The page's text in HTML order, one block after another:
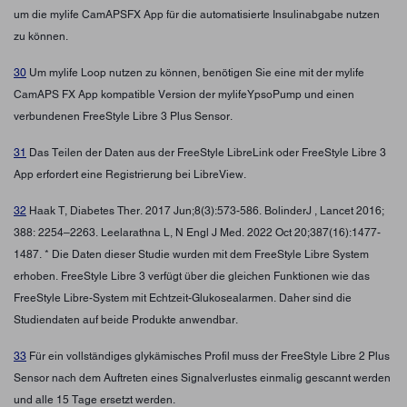
um die mylife CamAPSFX App für die automatisierte Insulinabgabe nutzen
zu können.
30 Um mylife Loop nutzen zu können, benötigen Sie eine mit der mylife
CamAPS FX App kompatible Version der mylifeYpsoPump und einen
verbundenen FreeStyle Libre 3 Plus Sensor.
31 Das Teilen der Daten aus der FreeStyle LibreLink oder FreeStyle Libre 3
App erfordert eine Registrierung bei LibreView.
32 Haak T, Diabetes Ther. 2017 Jun;8(3):573-586. BolinderJ , Lancet 2016;
388: 2254–2263. Leelarathna L, N Engl J Med. 2022 Oct 20;387(16):1477-
1487. * Die Daten dieser Studie wurden mit dem FreeStyle Libre System
erhoben. FreeStyle Libre 3 verfügt über die gleichen Funktionen wie das
FreeStyle Libre-System mit Echtzeit-Glukosealarmen. Daher sind die
Studiendaten auf beide Produkte anwendbar.
33 Für ein vollständiges glykämisches Profil muss der FreeStyle Libre 2 Plus
Sensor nach dem Auftreten eines Signalverlustes einmalig gescannt werden
und alle 15 Tage ersetzt werden.